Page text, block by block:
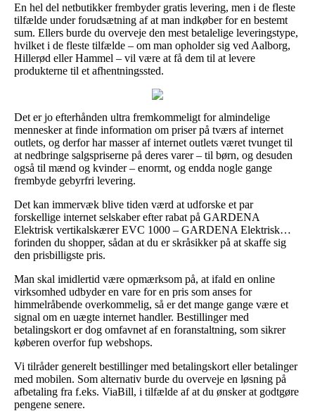
En hel del netbutikker frembyder gratis levering, men i de fleste
tilfælde under forudsætning af at man indkøber for en bestemt
sum. Ellers burde du overveje den mest betalelige leveringstype,
hvilket i de fleste tilfælde – om man opholder sig ved Aalborg,
Hillerød eller Hammel – vil være at få dem til at levere
produkterne til et afhentningssted.
Det er jo efterhånden ultra fremkommeligt for almindelige
mennesker at finde information om priser på tværs af internet
outlets, og derfor har masser af internet outlets været tvunget til
at nedbringe salgspriserne på deres varer – til børn, og desuden
også til mænd og kvinder – enormt, og endda nogle gange
frembyde gebyrfri levering.
Det kan immervæk blive tiden værd at udforske et par
forskellige internet selskaber efter rabat på GARDENA
Elektrisk vertikalskærer EVC 1000 – GARDENA Elektrisk…
forinden du shopper, sådan at du er skråsikker på at skaffe sig
den prisbilligste pris.
Man skal imidlertid være opmærksom på, at ifald en online
virksomhed udbyder en vare for en pris som anses for
himmelråbende overkommelig, så er det mange gange være et
signal om en uægte internet handler. Bestillinger med
betalingskort er dog omfavnet af en foranstaltning, som sikrer
køberen overfor fup webshops.
Vi tilråder generelt bestillinger med betalingskort eller betalinger
med mobilen. Som alternativ burde du overveje en løsning på
afbetaling fra f.eks. ViaBill, i tilfælde af at du ønsker at godtgøre
pengene senere.